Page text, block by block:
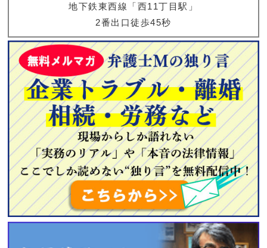
地下鉄東西線「西11丁目駅」
2番出口徒歩45秒